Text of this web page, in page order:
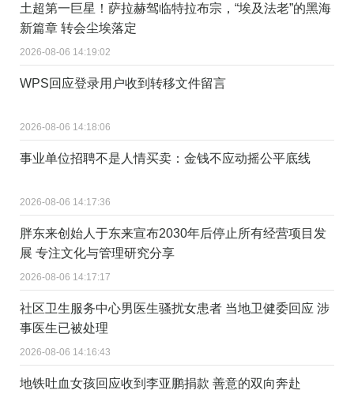
土超第一巨星！萨拉赫驾临特拉布宗，“埃及法老”的黑海
新篇章 转会尘埃落定
2026-08-06 14:19:02
WPS回应登录用户收到转移文件留言
2026-08-06 14:18:06
事业单位招聘不是人情买卖：金钱不应动摇公平底线
2026-08-06 14:17:36
胖东来创始人于东来宣布2030年后停止所有经营项目发
展 专注文化与管理研究分享
2026-08-06 14:17:17
社区卫生服务中心男医生骚扰女患者 当地卫健委回应 涉
事医生已被处理
2026-08-06 14:16:43
地铁吐血女孩回应收到李亚鹏捐款 善意的双向奔赴